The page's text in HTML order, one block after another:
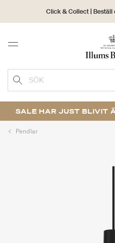
Click & Collect |
30
Menu
SÖK
SALE HAR JUST BLIVIT
Pendlar